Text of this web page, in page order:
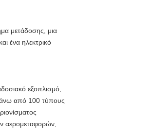
μετάδοσης, μια
ένα ηλεκτρικό
εξοπλισμό,
από 100 τύπους
αερομεταφορών,